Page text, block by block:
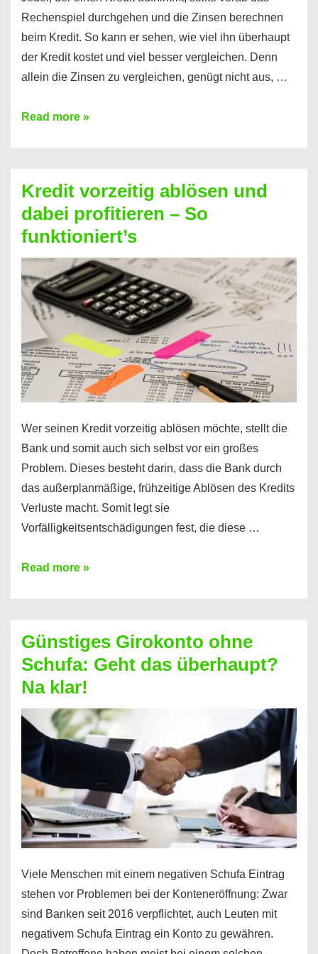
Rechenspiel durchgehen und die Zinsen berechnen
beim Kredit. So kann er sehen, wie viel ihn überhaupt
der Kredit kostet und viel besser vergleichen. Denn
allein die Zinsen zu vergleichen, genügt nicht aus, …
Ganz
Kredit
berechnen
–
Mit
diesen
Regeln!
Read more »
Kredit vorzeitig ablösen und
dabei profitieren – So
funktioniert’s
Wer seinen Kredit vorzeitig ablösen möchte, stellt die
Bank und somit auch sich selbst vor ein großes
Problem. Dieses besteht darin, dass die Bank durch
das außerplanmäßige, frühzeitige Ablösen des Kredits
Verluste macht. Somit legt sie
Vorfälligkeitsentschädigungen fest, die diese …
Kredit
dabei
profitieren
–
So
funktioniert’s
Read more »
Günstiges Girokonto ohne
Schufa: Geht das überhaupt?
Na klar!
Viele Menschen mit einem negativen Schufa Eintrag
stehen vor Problemen bei der Konteneröffnung: Zwar
sind Banken seit 2016 verpflichtet, auch Leuten mit
negativem Schufa Eintrag ein Konto zu gewähren.